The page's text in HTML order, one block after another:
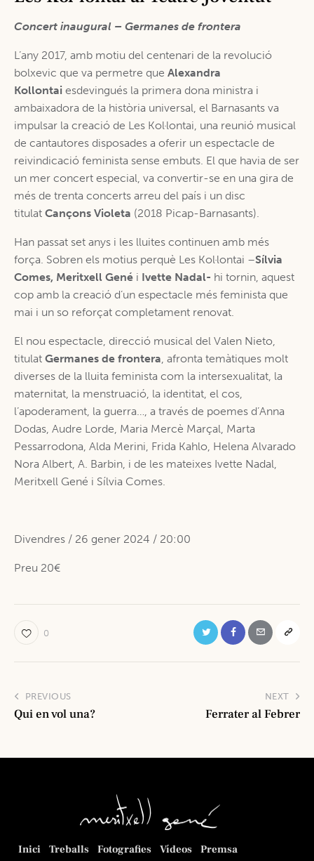
Concert inaugural – Germanes de frontera
L’any 2017, amb motiu del centenari de la revolució
bolxevic que va permetre que Alexandra
Kollontai esdevingués la primera dona ministra i
ambaixadora de la història universal, el Barnasants va
impulsar la creació de Les Kol·lontai, una reunió musical
de cantautores disposades a oferir un espectacle de
reivindicació feminista sense embuts. El que havia de ser
un mer concert especial, va convertir-se en una gira de
més de trenta concerts arreu del país i un disc
titulat Cançons Violeta (2018 Picap-Barnasants).
Han passat set anys i les lluites continuen amb més
força. Sobren els motius perquè Les Kol·lontai –Sílvia
Comes, Meritxell Gené i Ivette Nadal- hi tornin, aquest
cop amb la creació d’un espectacle més feminista que
mai i un so reforçat completament renovat.
El nou espectacle, direcció musical del Valen Nieto,
titulat Germanes de frontera, afronta temàtiques molt
diverses de la lluita feminista com la intersexualitat, la
maternitat, la menstruació, la identitat, el cos,
l’apoderament, la guerra…, a través de poemes d’Anna
Dodas, Audre Lorde, Maria Mercè Marçal, Marta
Pessarrodona, Alda Merini, Frida Kahlo, Helena Alvarado
Nora Albert, A. Barbin, i de les mateixes Ivette Nadal,
Meritxell Gené i Sílvia Comes.
Divendres / 26 gener 2024 / 20:00
Preu 20€
0
PREVIOUS
Qui en vol una?
NEXT
Ferrater al Febrer
Inici Treballs Fotografies Vídeos Premsa